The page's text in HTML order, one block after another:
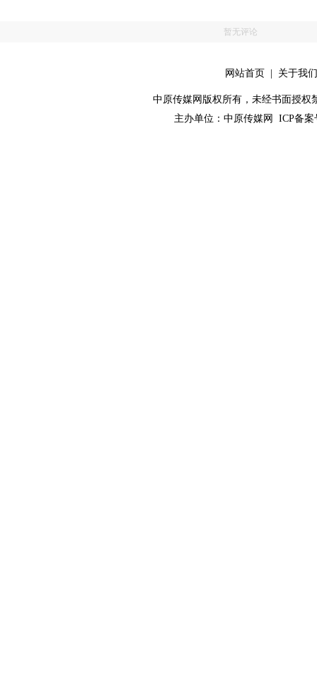
暂无评论
网站首页 关于我们
中原传媒网版权所有，未经书面授权
主办单位： 中原传媒网 ICP备案